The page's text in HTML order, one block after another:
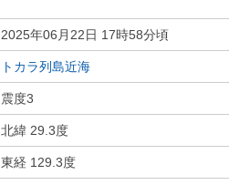
2025年06月22日 17時58分頃
トカラ列島近海
震度3
北緯 29.3度
東経 129.3度